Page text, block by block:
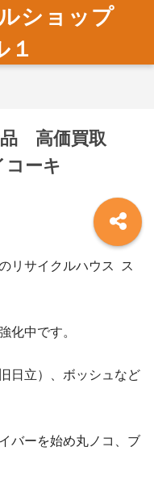
ショップ
１
高価買取
ーキ
リサイクルハウス ス
化中です。
日立）、ボッシュなど
バーを始め丸ノコ、ブ